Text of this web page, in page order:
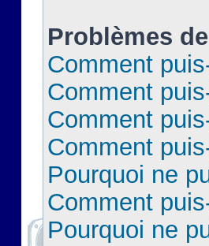
Problèmes
Comment
Comment
Comment
Comment
Pourquoi ne
Comment
Pourquoi ne